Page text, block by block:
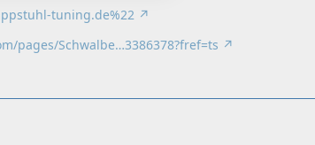
tuning.de%22
pages/Schwalbe…3386378?fref=ts